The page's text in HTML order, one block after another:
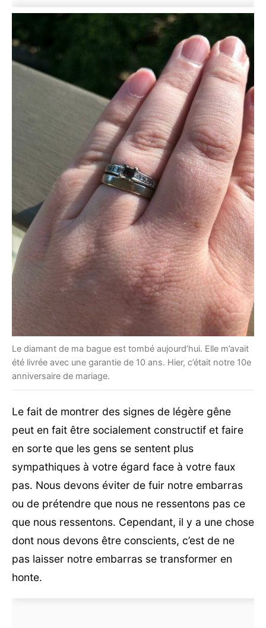
Le diamant de ma bague est tombé aujourd’hui. Elle m’avait
été livrée avec une garantie de 10 ans. Hier, c’était notre 10e
anniversaire de mariage.
Le fait de montrer des signes de légère gêne
peut en fait être socialement constructif et faire
en sorte que les gens se sentent plus
sympathiques à votre égard face à votre faux
pas. Nous devons éviter de fuir notre embarras
ou de prétendre que nous ne ressentons pas ce
que nous ressentons. Cependant, il y a une chose
dont nous devons être conscients, c’est de ne
pas laisser notre embarras se transformer en
honte.